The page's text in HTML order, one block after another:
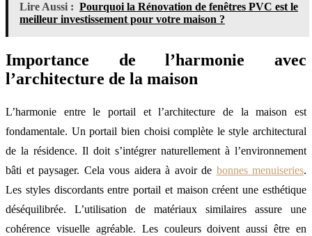
Lire Aussi : Pourquoi la Rénovation de fenêtres PVC est le
meilleur investissement pour votre maison ?
Importance de l’harmonie avec
l’architecture de la maison
L’harmonie entre le portail et l’architecture de la maison est
fondamentale. Un portail bien choisi complète le style architectural
de la résidence. Il doit s’intégrer naturellement à l’environnement
bâti et paysager. Cela vous aidera à avoir de bonnes menuiseries.
Les styles discordants entre portail et maison créent une esthétique
déséquilibrée. L’utilisation de matériaux similaires assure une
cohérence visuelle agréable. Les couleurs doivent aussi être en